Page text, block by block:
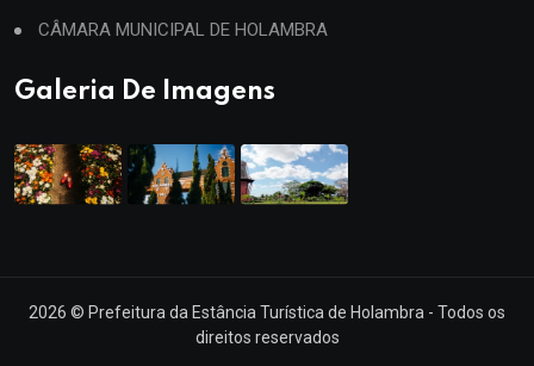
CÂMARA MUNICIPAL DE HOLAMBRA
Galeria De Imagens
2026 © Prefeitura da Estância Turística de Holambra - Todos os
direitos reservados